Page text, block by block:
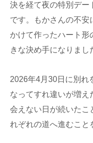
決を経て夜の特別デー
です。もかさんの不安
かけて作ったハート形
きな決め手になりまし
2026年4月30日に別れ
なってすれ違いが増え
会えない日が続いたこ
れぞれの道へ進むこと